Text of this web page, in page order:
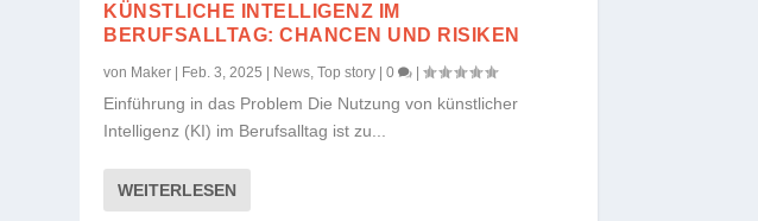
KÜNSTLICHE INTELLIGENZ IM
BERUFSALLTAG: CHANCEN UND RISIKEN
von Maker Feb. 3, 2025 News,Top story |0 |
Einführung in das Problem Die Nutzung von künstlicher
Intelligenz (KI) im Berufsalltag ist zu...
WEITERLESEN